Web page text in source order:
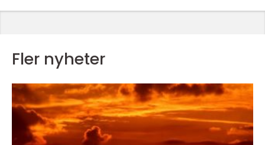
Fler nyheter